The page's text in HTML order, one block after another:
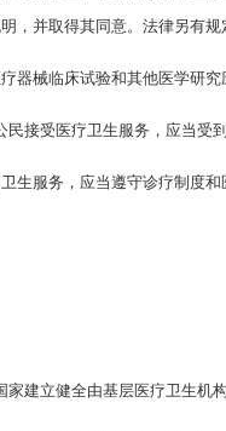
，并取得其同意。法律另有规
器械临床试验和其他医学研
民接受医疗卫生服务，应当受
生服务，应当遵守诊疗制度
家建立健全由基层医疗卫生机